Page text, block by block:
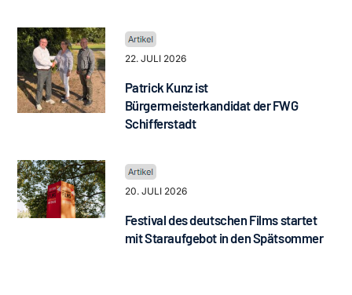
22. JULI 2026
Patrick Kunz ist
Bürgermeisterkandidat der FWG
Schifferstadt
20. JULI 2026
Festival des deutschen Films startet
mit Staraufgebot in den Spätsommer